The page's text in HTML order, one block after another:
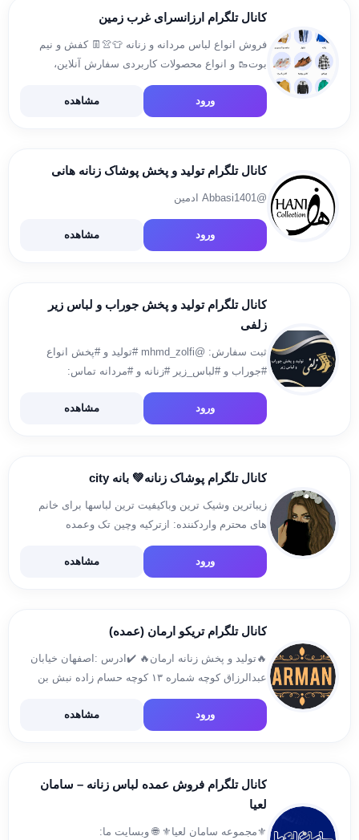
کانال تلگرام ارزانسرای غرب زمین
فروش انواع لباس مردانه و زنانه 👕👚👖 کفش و نیم
بوت🥾 و انواع محصولات کاربردی سفارش آنلاین،
پرداخت درب منزل ارسال به سراسر کشور آدرس سایت
ورود مشاهده
کانال تلگرام تولید و پخش پوشاک زنانه هانی
@Abbasi1401 ادمین
ورود مشاهده
کانال تلگرام تولید و پخش جوراب و لباس زیر
زلفی
ثبت سفارش: @mhmd_zolfi #تولید و #پخش انواع
#جوراب و #لباس_زیر #زنانه و #مردانه تماس:
بهشت زهرا (س) – #صالح_آباد غربی خیابان کلهر- بعد از
ورود مشاهده
کانال تلگرام پوشاک زنانه💚 بانه city
زیباترین وشیک ترین وباکیفیت ترین لباسها برای خانم
های محترم واردکننده: ازترکیه وچین تک وعمده
ورود مشاهده
کانال تلگرام تریکو ارمان (عمده)
🔥تولید و پخش زنانه‌ ارمان🔥 ✔️ادرس :اصفهان خیابان
عبدالرزاق کوچه شماره ۱۳ کوچه حسام زاده نبش بن
✔️دفتر پخش : ۰۳۱۳۲۲۴۵۷۷۹ ✔️ثبت سفارش :
ورود مشاهده
کانال تلگرام فروش عمده لباس زنانه – سامان
لعیا
⚜️مجموعه سامان لعیا⚜️ 🌐 وبسایت ما: